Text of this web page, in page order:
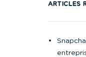
ARTICLES